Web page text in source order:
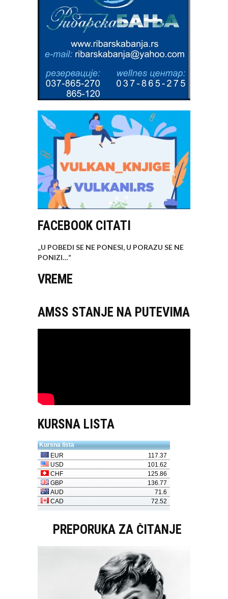
FACEBOOK CITATI
„U POBEDI SE NE PONESI, U PORAZU SE NE
PONIZI…“
VREME
AMSS STANJE NA PUTEVIMA
KURSNA LISTA
PREPORUKA ZA ČITANJE